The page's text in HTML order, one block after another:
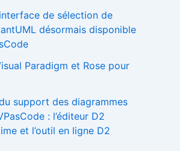
de sélection de
désormais disponible
Paradigm et Rose pour
support des diagrammes
: l’éditeur D2
et l’outil en ligne D2